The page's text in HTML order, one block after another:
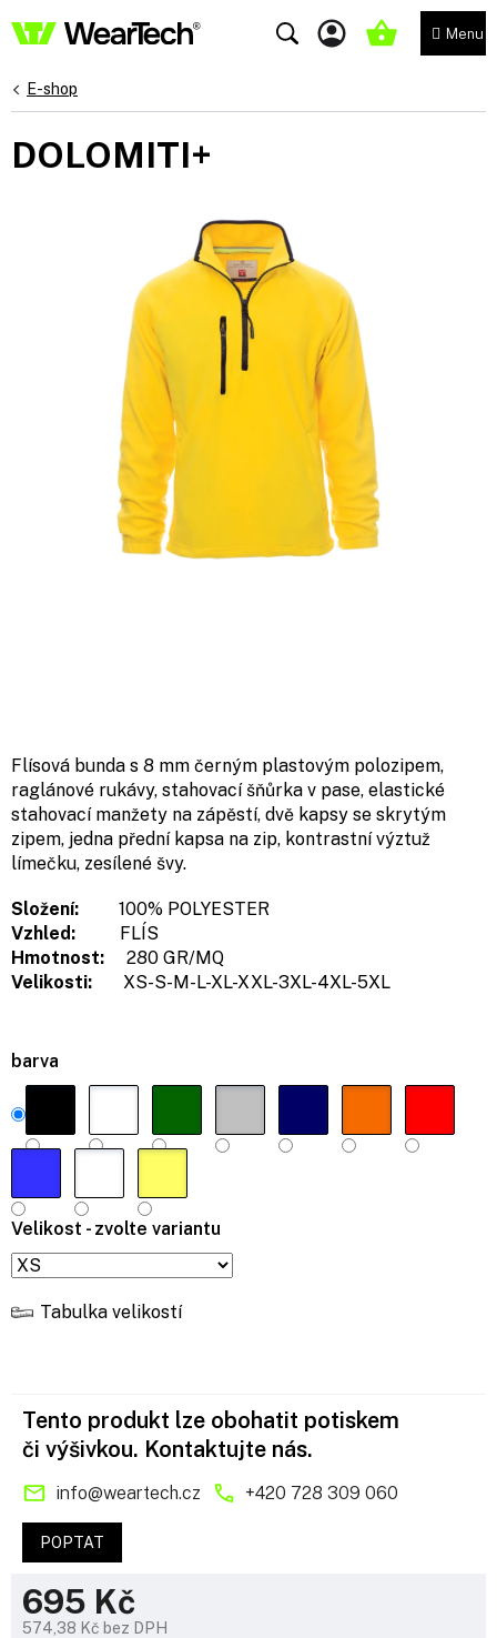
na
NÁKUPNÍ
E-shop
DOLOMITI+
barva
Velikost - zvolte variantu
Tabulka velikostí
Flísová bunda s 8 mm černým plastovým polozipem,
raglánové rukávy, stahovací šňůrka v pase, elastické
stahovací manžety na zápěstí, dvě kapsy se skrytým
zipem, jedna přední kapsa na zip, kontrastní výztuž
límečku, zesílené švy.
Složení:
100% POLYESTER
Vzhled:
FLÍS
Hmotnost:
280 GR/MQ
Velikosti:
XS-S-M-L-XL-XXL-3XL-4XL-5XL
695 Kč
574,38 Kč bez DPH
Tento produkt lze obohatit potiskem
či výšivkou. Kontaktujte nás.
info@weartech.cz +420 728 309 060
POPTAT